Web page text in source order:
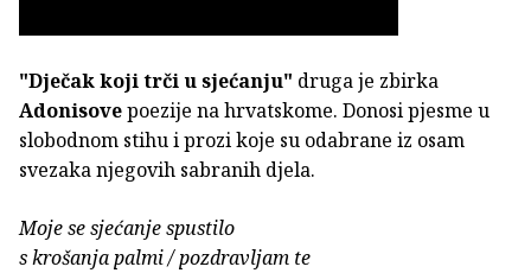
"Dječak koji trči u sjećanju" druga je zbirka
Adonisovepoezije na hrvatskome. Donosi pjesme u
slobodnom stihu i prozi koje su odabrane iz osam
svezaka njegovih sabranih djela.
Moje se sjećanje spustilo
s krošanja palmi / pozdravljam te